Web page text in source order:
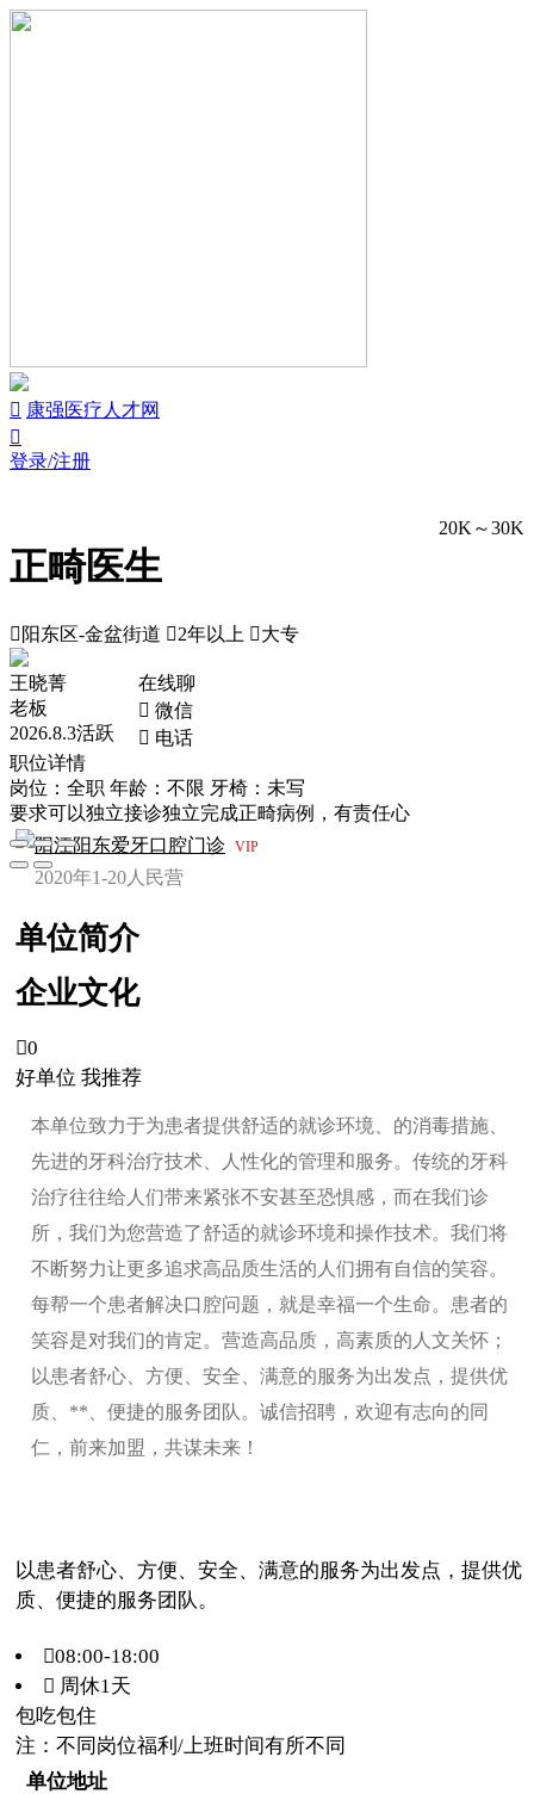
 康强医疗人才网

登录/注册
正畸医生
20K～30K
 阳东区-金盆街道 2年以上 大专
王晓菁
老板
2026.8.3活跃
在线聊
 微信
 电话
职位详情
岗位：全职 年龄：不限 牙椅：未写
要求可以独立接诊独立完成正畸病例，有责任心
阳江阳东爱牙口腔门诊 VIP
2020年1-20人 民营
单位简介
企业文化
0
好单位 我推荐
本单位致力于为患者提供舒适的就诊环境、的消毒措施、
先进的牙科治疗技术、人性化的管理和服务。传统的牙科
治疗往往给人们带来紧张不安甚至恐惧感，而在我们诊
所，我们为您营造了舒适的就诊环境和操作技术。我们将
不断努力让更多追求高品质生活的人们拥有自信的笑容。
每帮一个患者解决口腔问题，就是幸福一个生命。患者的
笑容是对我们的肯定。营造高品质，高素质的人文关怀；
以患者舒心、方便、安全、满意的服务为出发点，提供优
质、**、便捷的服务团队。诚信招聘，欢迎有志向的同
仁，前来加盟，共谋未来！
以患者舒心、方便、安全、满意的服务为出发点，提供优
质、便捷的服务团队。
08:00-18:00
 周休1天
包吃包住
注：不同岗位福利/上班时间有所不同
单位地址